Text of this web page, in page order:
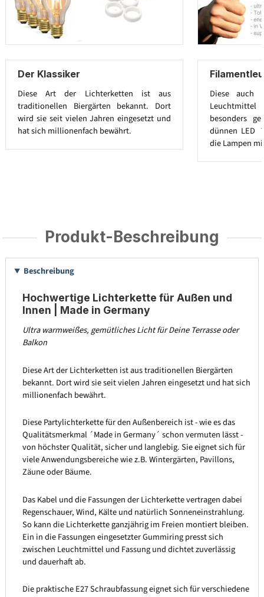
Der Klassiker
Diese Art der Lichterketten ist aus
traditionellen Biergärten bekannt. Dort
wird sie seit vielen Jahren eingesetzt und
hat sich millionenfach bewährt.
Diese auch
besonders
dünnen LED
die Lampen
Produkt-Beschreibung
Beschreibung
Hochwertige Lichterkette für Außen und
Innen | Made in Germany
Ultra warmweißes, gemütliches Licht für Deine Terrasse oder
Balkon
Diese Art der Lichterketten ist aus traditionellen Biergärten
bekannt. Dort wird sie seit vielen Jahren eingesetzt und hat sich
millionenfach bewährt.
Diese Partylichterkette für den Außenbereich ist - wie es das
Qualitätsmerkmal ´Made in Germany´ schon vermuten lässt -
von höchster Qualität, sicher und langlebig. Sie eignet sich für
viele Anwendungsbereiche wie z.B. Wintergärten, Pavillons,
Zäune oder Bäume.
Das Kabel und die Fassungen der Lichterkette vertragen dabei
Regenschauer, Wind, Kälte und natürlich Sonneneinstrahlung.
So kann die Lichterkette ganzjährig im Freien montiert bleiben.
Ein in die Fassungen eingesetzter Gummiring presst sich
zwischen Leuchtmittel und Fassung und dichtet zuverlässig
und dauerhaft ab.
Die praktische E27 Schraubfassung eignet sich für verschiedene